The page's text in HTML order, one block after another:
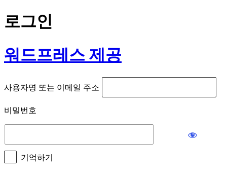
로그인
워드프레스 제공
사용자명 또는 이메일 주소
비밀번호
기억하기